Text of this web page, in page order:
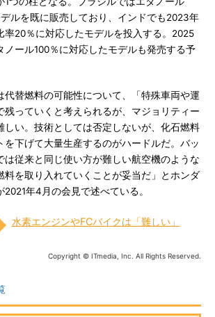
ルを既に販売しており、インドでも2023年
率20％に対応したモデルを投入する。2025
ノール100％に対応したモデルも発売する予
替燃料の可能性について、「特殊車両や運
残っていくと考えられるが、マジョリティー
しい。技術としては否定しないが、化石燃料
を下げて大量生産するのがハードルだ。バッ
は従来と同じ使い方が難しい航空機のような
料を取り入れていくことが妥当だ」とホンダ
年4月の会見で述べている。
水素エンジンやFCバイクは「難しい」
Copyright © ITmedia, Inc. All Rights Reserved.